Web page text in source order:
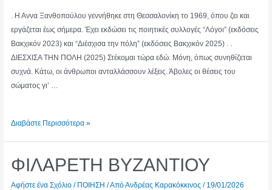
. Η Αννα Ξανθοπούλου γεννήθηκε στη Θεσσαλονίκη το 1969, όπου ζει και
εργάζεται έως σήμερα. Έχει εκδώσει τις ποιητικές συλλογές “Λόγοι” (εκδόσεις
Βακχικόν 2023) και “Διέσχισα την πόλη” (εκδόσεις Βακχικόν 2025) . .
ΔΙΕΣΧΙΣΑ ΤΗΝ ΠΟΛΗ (2025) Στέκομαι τώρα εδώ. Μόνη, όπως συνηθίζεται
συχνά. Κάτω, οι άνθρωποι ανταλλάσσουν λέξεις. Άβολες οι θέσεις του
σώματος γι’ …
ΑΝΝΑ
Διαβάστε Περισσότερα »
ΦΙΛΑΡΕΤΗ ΒΥΖΑΝΤΙΟΥ
Αφήστε ένα Σχόλιο / ΠΟΙΗΣΗ / ΑπόΑνδρέας Καρακόκκινος / 19/01/2026